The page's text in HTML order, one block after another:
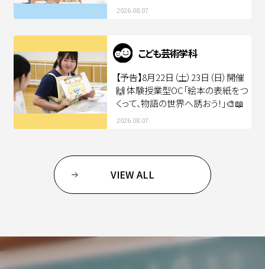
2026.08.07
こども芸術学科
【予告】8月22日（土）23日（日）開催
🙌 体験授業型OC「絵本の表紙をつ
くって、物語の世界へ誘おう！」🎨📖
2026.08.07
VIEW ALL